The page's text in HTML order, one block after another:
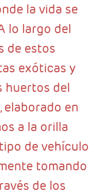
la vida se
lo largo del
de estos
exóticas y
huertos del
elaborado en
a la orilla
de vehículo
tomando
de los